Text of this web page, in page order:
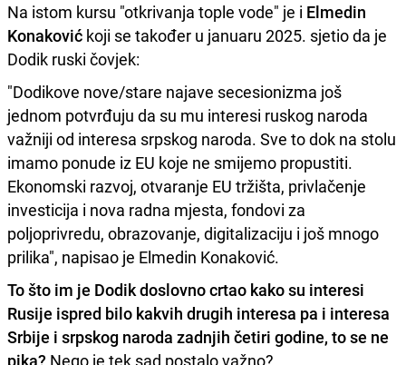
Na istom kursu "otkrivanja tople vode" je i Elmedin
Konaković koji se također u januaru 2025. sjetio da je
Dodik ruski čovjek:
"Dodikove nove/stare najave secesionizma još
jednom potvrđuju da su mu interesi ruskog naroda
važniji od interesa srpskog naroda. Sve to dok na stolu
imamo ponude iz EU koje ne smijemo propustiti.
Ekonomski razvoj, otvaranje EU tržišta, privlačenje
investicija i nova radna mjesta, fondovi za
poljoprivredu, obrazovanje, digitalizaciju i još mnogo
prilika", napisao je Elmedin Konaković.
To što im je Dodik doslovno crtao kako su interesi
Rusije ispred bilo kakvih drugih interesa pa i interesa
Srbije i srpskog naroda zadnjih četiri godine, to se ne